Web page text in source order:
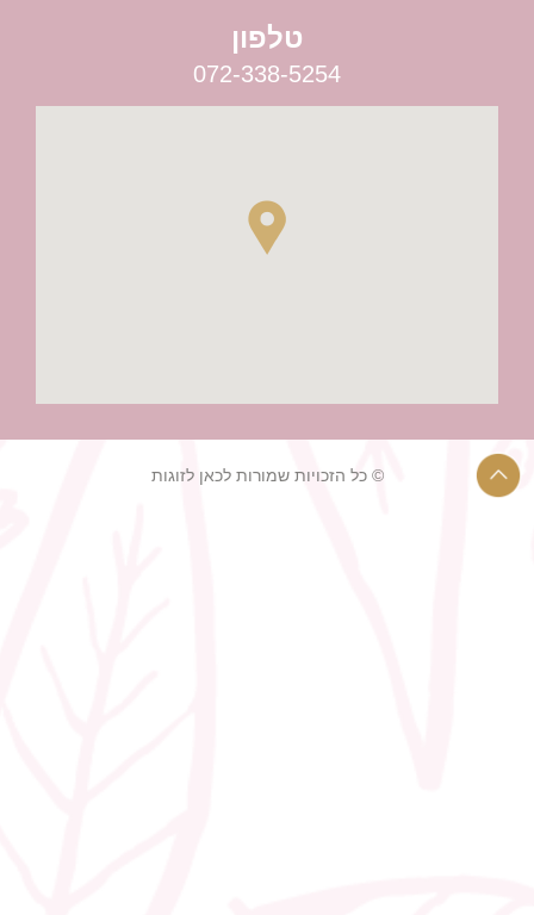
טלפון
072-338-5254
© כל הזכויות שמורות לכאן לזוגות